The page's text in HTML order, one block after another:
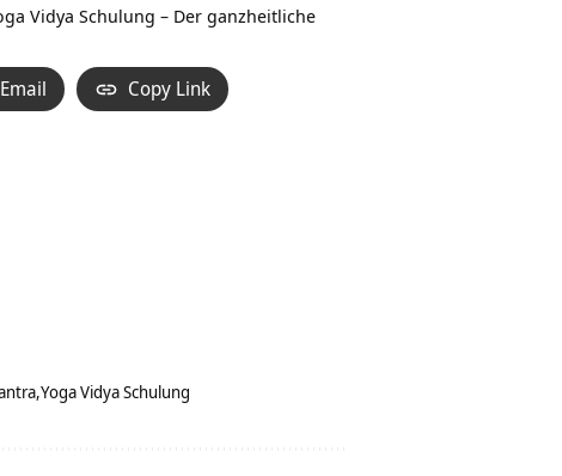
Vidya Schulung – Der ganzheitliche
Email Copy Link
Yoga Vidya Schulung